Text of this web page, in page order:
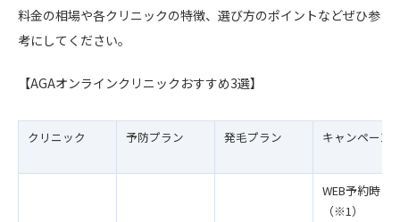
料金の相場や各クリニックの特徴、選び方のポイントなどぜひ参
考にしてください。
【AGAオンラインクリニックおすすめ3選】
クリニック 予防プラン 発毛プラン キャンペーン
WEB予約時
（※1）